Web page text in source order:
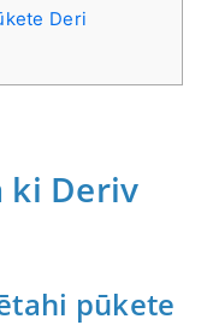
Deri
ki Deriv
pūkete